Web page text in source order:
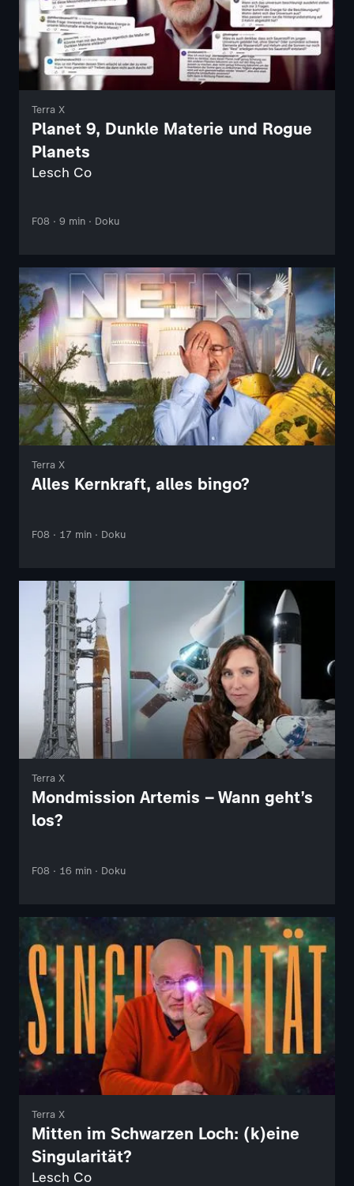
Terra X
Planet 9, Dunkle Materie und Rogue
Planets
Lesch Co
F08 · 9 min · Doku
Terra X
Alles Kernkraft, alles bingo?
F08 · 17 min · Doku
Terra X
Mondmission Artemis – Wann geht’s
los?
F08 · 16 min · Doku
Terra X
Mitten im Schwarzen Loch: (k)eine
Singularität?
Lesch Co